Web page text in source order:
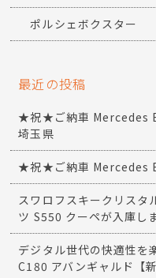
ポルシェボクスター
最近の投稿
★祝★ご納車 Mercedes
埼玉県
★祝★ご納車 Mercedes
スワロフスキークリスタ
ツ S550 クーペが入庫し
デジタル世代の快適性を
C180 アバンギャルド【新